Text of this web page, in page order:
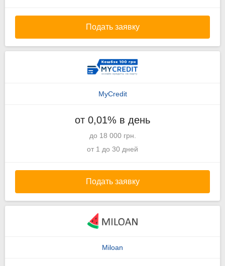
Подать заявку
MyCredit
от 0,01% в день
до 18 000 грн.
от 1 до 30 дней
Подать заявку
Miloan